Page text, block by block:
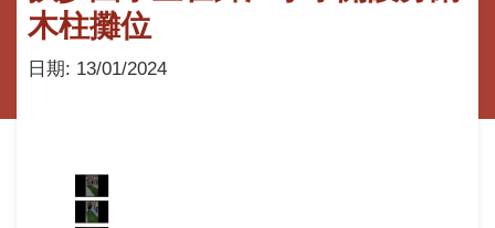
木柱攤位
日期: 13/01/2024